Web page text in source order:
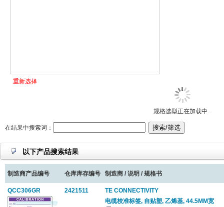
重新选择
规格选型正在加载中...
在结果中搜索词：
以下产品搜索结果
制造商产品编号 仓库库存编号 制造商 / 说明 / 规格书
QCC306GR 2421511
TE CONNECTIVITY
电缆校准标签, 自贴塑, 乙烯基, 44.5MM宽